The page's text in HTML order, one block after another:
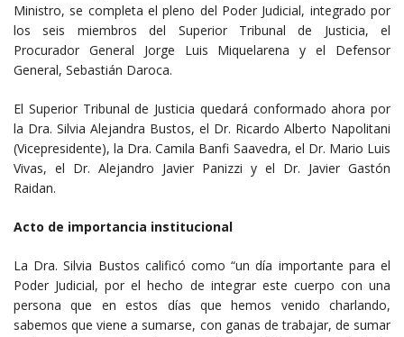
Ministro, se completa el pleno del Poder Judicial, integrado por
los seis miembros del Superior Tribunal de Justicia, el
Procurador General Jorge Luis Miquelarena y el Defensor
General, Sebastián Daroca.
El Superior Tribunal de Justicia quedará conformado ahora por
la Dra. Silvia Alejandra Bustos, el Dr. Ricardo Alberto Napolitani
(Vicepresidente), la Dra. Camila Banfi Saavedra, el Dr. Mario Luis
Vivas, el Dr. Alejandro Javier Panizzi y el Dr. Javier Gastón
Raidan.
Acto de importancia institucional
La Dra. Silvia Bustos calificó como “un día importante para el
Poder Judicial, por el hecho de integrar este cuerpo con una
persona que en estos días que hemos venido charlando,
sabemos que viene a sumarse, con ganas de trabajar, de sumar